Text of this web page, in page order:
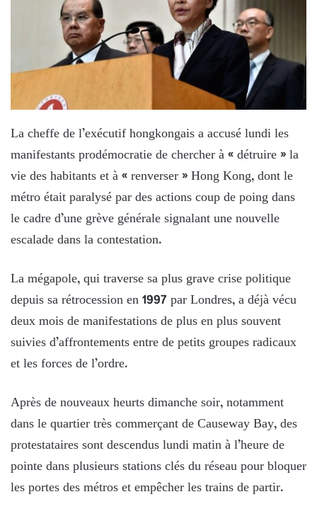
La cheffe de l’exécutif hongkongais a accusé lundi les
manifestants prodémocratie de chercher à « détruire » la
vie des habitants et à « renverser » Hong Kong, dont le
métro était paralysé par des actions coup de poing dans
le cadre d’une grève générale signalant une nouvelle
escalade dans la contestation.
La mégapole, qui traverse sa plus grave crise politique
depuis sa rétrocession en 1997 par Londres, a déjà vécu
deux mois de manifestations de plus en plus souvent
suivies d’affrontements entre de petits groupes radicaux
et les forces de l’ordre.
Après de nouveaux heurts dimanche soir, notamment
dans le quartier très commerçant de Causeway Bay, des
protestataires sont descendus lundi matin à l’heure de
pointe dans plusieurs stations clés du réseau pour bloquer
les portes des métros et empêcher les trains de partir.